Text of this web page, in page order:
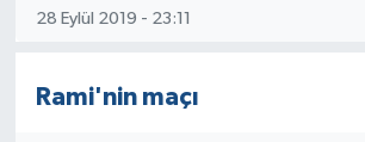
28 Eylül 2019 - 23:11
Rami'nin maçı